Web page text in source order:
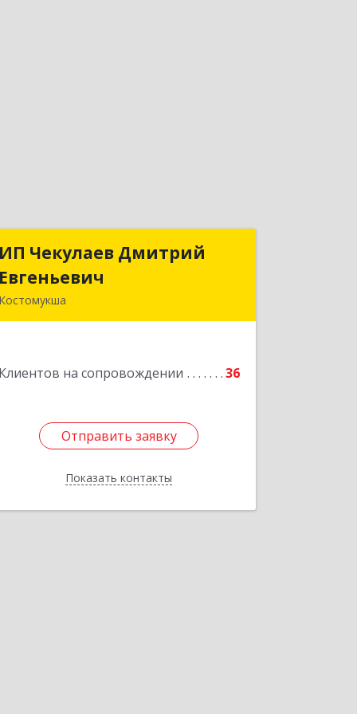
ИП Чекулаев Дмитрий
Евгеньевич
Костомукша
Клиентов на сопровождении 36
Отправить заявку
Показать контакты
ИП Чекулаев Дмитрий
Отправить заявку
Назад